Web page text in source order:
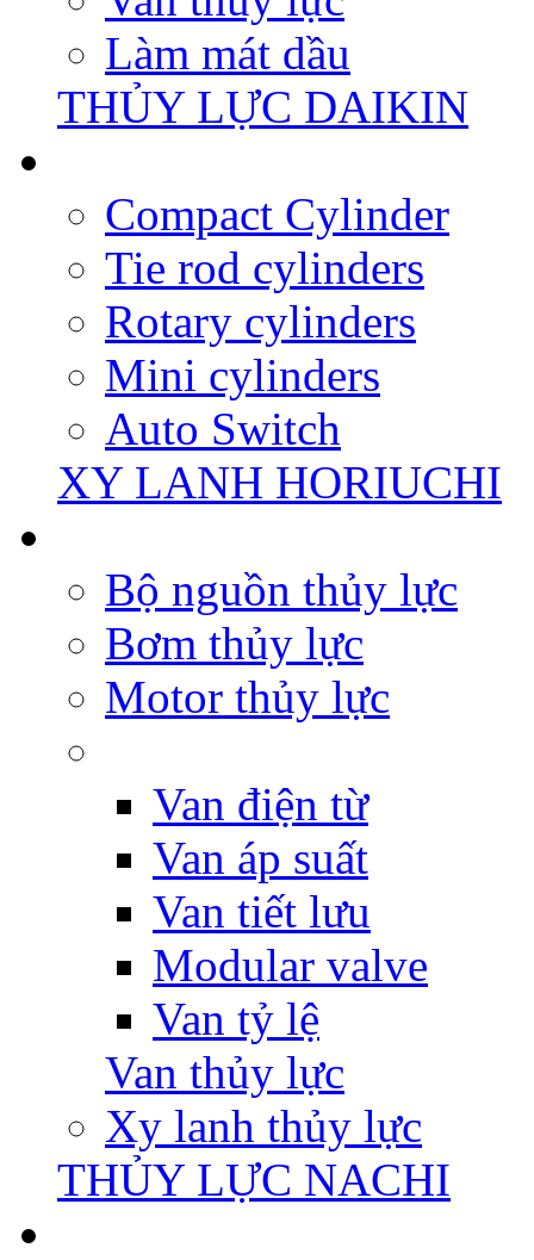
Làm mát dầu
THỦY LỰC DAIKIN
Compact Cylinder
Tie rod cylinders
Rotary cylinders
Mini cylinders
Auto Switch
XY LANH HORIUCHI
Bộ nguồn thủy lực
Bơm thủy lực
Motor thủy lực
Van điện từ
Van áp suất
Van tiết lưu
Modular valve
Van tỷ lệ
Van thủy lực
Xy lanh thủy lực
THỦY LỰC NACHI